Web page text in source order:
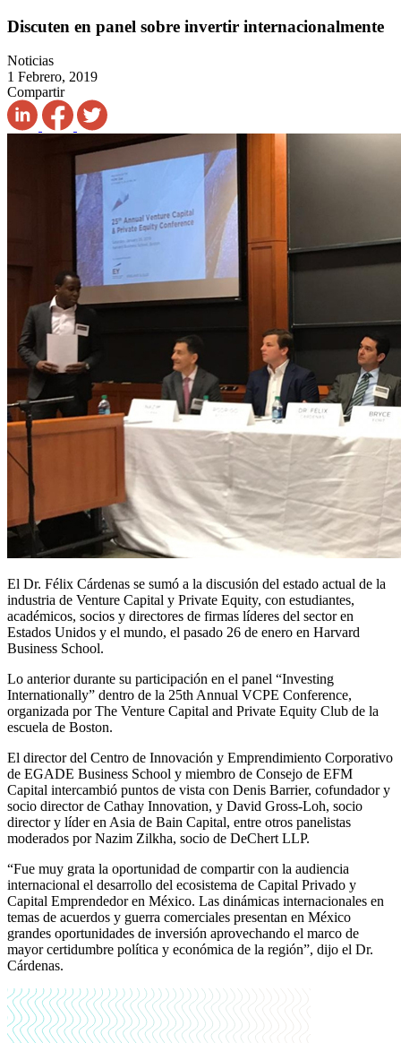
Discuten en panel sobre invertir internacionalmente
Noticias
1 Febrero, 2019
Compartir
El Dr. Félix Cárdenas se sumó a la discusión del estado actual de la
industria de Venture Capital y Private Equity, con estudiantes,
académicos, socios y directores de firmas líderes del sector en
Estados Unidos y el mundo, el pasado 26 de enero en Harvard
Business School.
Lo anterior durante su participación en el panel “Investing
Internationally” dentro de la 25th Annual VCPE Conference,
organizada por The Venture Capital and Private Equity Club de la
escuela de Boston.
El director del Centro de Innovación y Emprendimiento Corporativo
de EGADE Business School y miembro de Consejo de EFM
Capital intercambió puntos de vista con Denis Barrier, cofundador y
socio director de Cathay Innovation, y David Gross-Loh, socio
director y líder en Asia de Bain Capital, entre otros panelistas
moderados por Nazim Zilkha, socio de DeChert LLP.
“Fue muy grata la oportunidad de compartir con la audiencia
internacional el desarrollo del ecosistema de Capital Privado y
Capital Emprendedor en México. Las dinámicas internacionales en
temas de acuerdos y guerra comerciales presentan en México
grandes oportunidades de inversión aprovechando el marco de
mayor certidumbre política y económica de la región”, dijo el Dr.
Cárdenas.